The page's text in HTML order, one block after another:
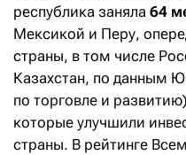
республика заняла 64
Мексикой и Перу,
страны, в том числе
Казахстан, по данным
по торговле и
которые улучшили
страны. В рейтинге